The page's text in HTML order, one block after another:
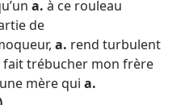
a. à ce rouleau
de
a. rend turbulent
fait trébucher mon frère
mère qui a.